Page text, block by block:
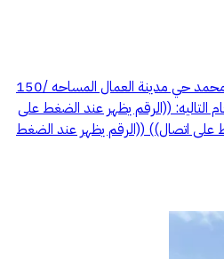
للإيجار مكتب إداري شارع الامير محمد حي مدينة العمال المساحه /150
التاليه: ((الرقم يظهر عند الضغط على
على اتصال)) ((الرقم يظهر عند الضغط